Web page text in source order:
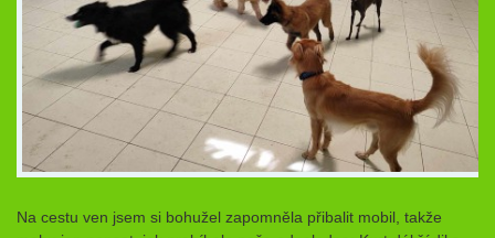
Na cestu ven jsem si bohužel zapomněla přibalit mobil, takže